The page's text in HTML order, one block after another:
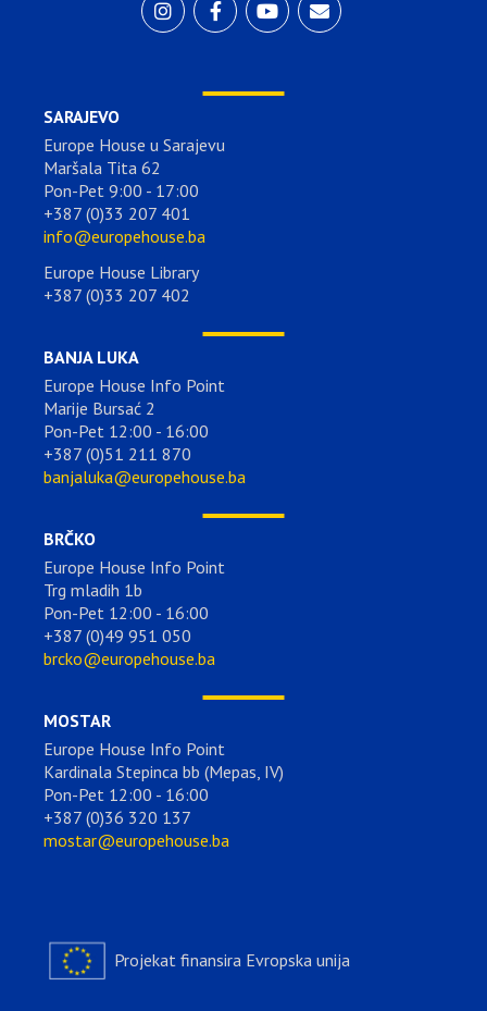
SARAJEVO
Europe House u Sarajevu
Maršala Tita 62
Pon-Pet 9:00 - 17:00
+387 (0)33 207 401
info@europehouse.ba
Europe House Library
+387 (0)33 207 402
BANJA LUKA
Europe House Info Point
Marije Bursać 2
Pon-Pet 12:00 - 16:00
+387 (0)51 211 870
banjaluka@europehouse.ba
BRČKO
Europe House Info Point
Trg mladih 1b
Pon-Pet 12:00 - 16:00
+387 (0)49 951 050
brcko@europehouse.ba
MOSTAR
Europe House Info Point
Kardinala Stepinca bb (Mepas, IV)
Pon-Pet 12:00 - 16:00
+387 (0)36 320 137
mostar@europehouse.ba
Projekat finansira Evropska unija